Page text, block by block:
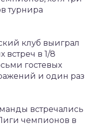
турнира
клуб выиграл
в 1/8
гостевых
и один раз
встречались
чемпионов в